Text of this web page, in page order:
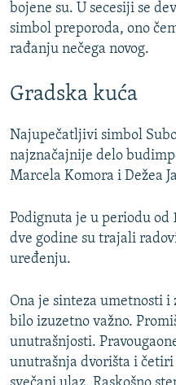
bojene su. U secesiji se
simbol preporoda, ono
rađanju nečega novog.
Gradska kuća
Najupečatljivi simbol
najznačajnije delo
Marcela Komora i Dežea
Podignuta je u periodu od
dve godine su trajali
uređenju.
Ona je sinteza umetnosti i
bilo izuzetno važno.
unutrašnjosti.
unutrašnja dvorišta i